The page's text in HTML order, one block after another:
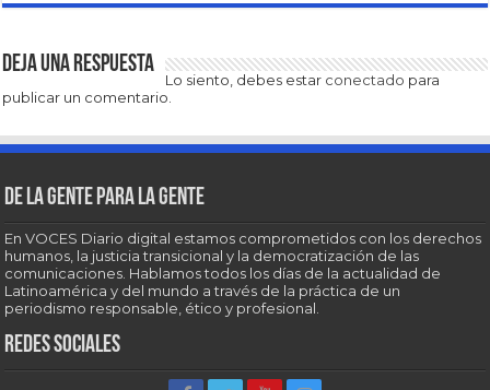
Deja una respuesta
Lo siento, debes estar conectado para
publicar un comentario.
De la gente para la gente
En VOCES Diario digital estamos comprometidos con los derechos
humanos, la justicia transicional y la democratización de las
comunicaciones. Hablamos todos los días de la actualidad de
Latinoamérica y del mundo a través de la práctica de un
periodismo responsable, ético y profesional.
Redes sociales